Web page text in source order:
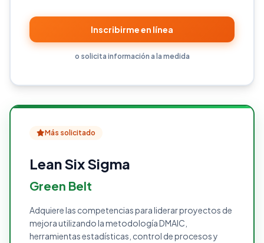
Inscribirme en línea
o solicita información a la medida
Más solicitado
Lean Six Sigma
Green Belt
Adquiere las competencias para liderar proyectos de
mejora utilizando la metodología DMAIC,
herramientas estadísticas, control de procesos y